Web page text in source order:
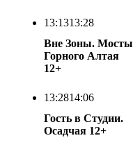
13:1313:28
Вне Зоны. Мосты
Горного Алтая
12+
13:2814:06
Гость в Студии.
Осадчая 12+